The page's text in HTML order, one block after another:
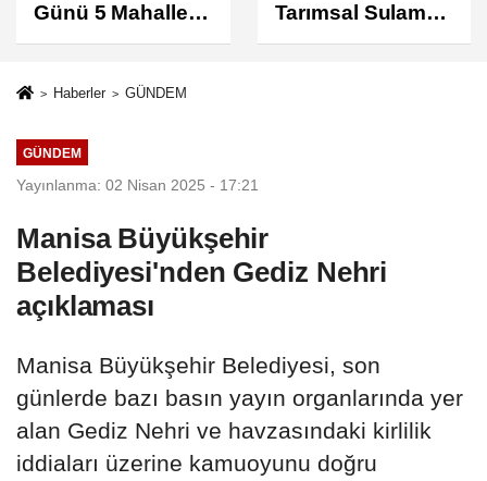
Tarımsal Sulama
Desteği
Kınalı Keklik
Doğaya Salındı
Haberler GÜNDEM
GÜNDEM
Yayınlanma: 02 Nisan 2025 - 17:21
Manisa Büyükşehir
Belediyesi'nden Gediz Nehri
açıklaması
Manisa Büyükşehir Belediyesi, son
günlerde bazı basın yayın organlarında yer
alan Gediz Nehri ve havzasındaki kirlilik
iddiaları üzerine kamuoyunu doğru